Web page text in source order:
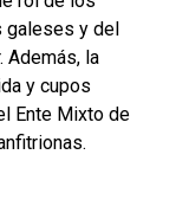
y del
Además, la
y cupos
Ente Mixto de